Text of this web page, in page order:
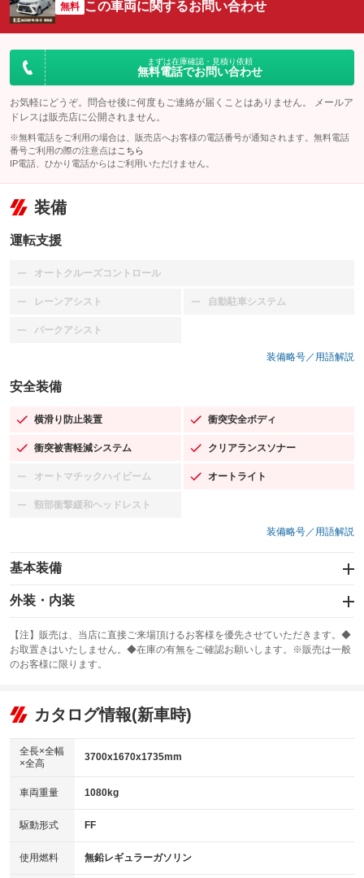
無料 この車両に関するお問い合わせ
まずは在庫確認・見積り依頼
無料電話でお問い合わせ
お気軽にどうぞ。問合せ後に何度もご連絡が届くことはありません。 メールア
ドレスは販売店に公開されません。
※無料電話をご利用の場合は、販売店へお客様の電話番号が通知されます。無料電話
番号ご利用の際の注意点は こちら
IP電話、ひかり電話からはご利用いただけません。
装備
運転支援
オートクルーズコントロール
：装備なし
レーンアシスト
：装備なし 自動駐車システム
：装備なし
パークアシスト
：装備なし
装備略号／用語解説
安全装備
横滑り防止装置
：装備あり 衝突安全ボディ
：装備あり
衝突被害軽減システム
：装備あり クリアランスソナー
：装備あり
オートマチックハイビーム
：装備なし オートライト
：装備あり
頸部衝撃緩和ヘッドレスト
：装備なし
装備略号／用語解説
基本装備
エアバッグ：運転席/助手席
：装備あり
：装備あり
サンルーフ
：装備なし ABS
リフトアップ
：装備なし
：装備なし
パワーウィンドウ
アイドリングストップ
：装備あり
USB入力端子
：装備あり
100V電源
：装備なし
外装・内装
カーナビ
：装備なし
TV：ワンセグ
：装備あり
ビジュアル
：装備なし
：装備なし
革シート
キーレス
HID(キセノンライト)
：装備なし
バックカメラ
：装備あり
【注】販売は、当店に直接ご来場頂けるお客様を優先させていただきます。◆
お取置きはいたしません。◆在庫の有無をご確認お願いします。※販売は一般
のお客様に限ります。
カタログ情報(新車時)
全長×全幅
×全高
3700x1670x1735mm
車両重量 1080kg
駆動形式 FF
使用燃料 無鉛レギュラーガソリン